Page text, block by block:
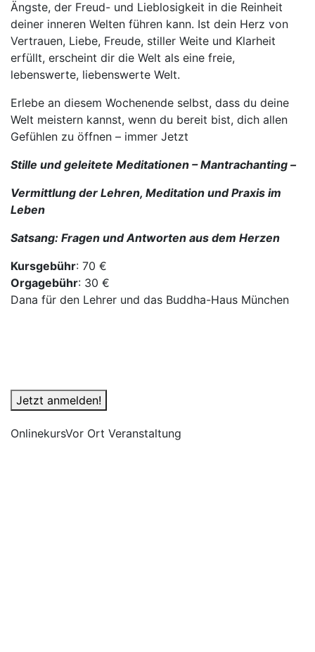
Ängste, der Freud- und Lieblosigkeit in die Reinheit
deiner inneren Welten führen kann. Ist dein Herz von
Vertrauen, Liebe, Freude, stiller Weite und Klarheit
erfüllt, erscheint dir die Welt als eine freie,
lebenswerte, liebenswerte Welt.
Erlebe an diesem Wochenende selbst, dass du deine
Welt meistern kannst, wenn du bereit bist, dich allen
Gefühlen zu öffnen – immer Jetzt
Stille und geleitete Meditationen – Mantrachanting –
Vermittlung der Lehren, Meditation und Praxis im
Leben
Satsang: Fragen und Antworten aus dem Herzen
Kursgebühr: 70 €
Orgagebühr: 30 €
Dana für den Lehrer und das Buddha-Haus München
Jetzt anmelden!
OnlinekursVor Ort Veranstaltung